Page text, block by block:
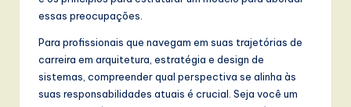
essas preocupações.
Para profissionais que navegam em suas trajetórias de
carreira em arquitetura, estratégia e design de
sistemas, compreender qual perspectiva se alinha às
suas responsabilidades atuais é crucial. Seja você um